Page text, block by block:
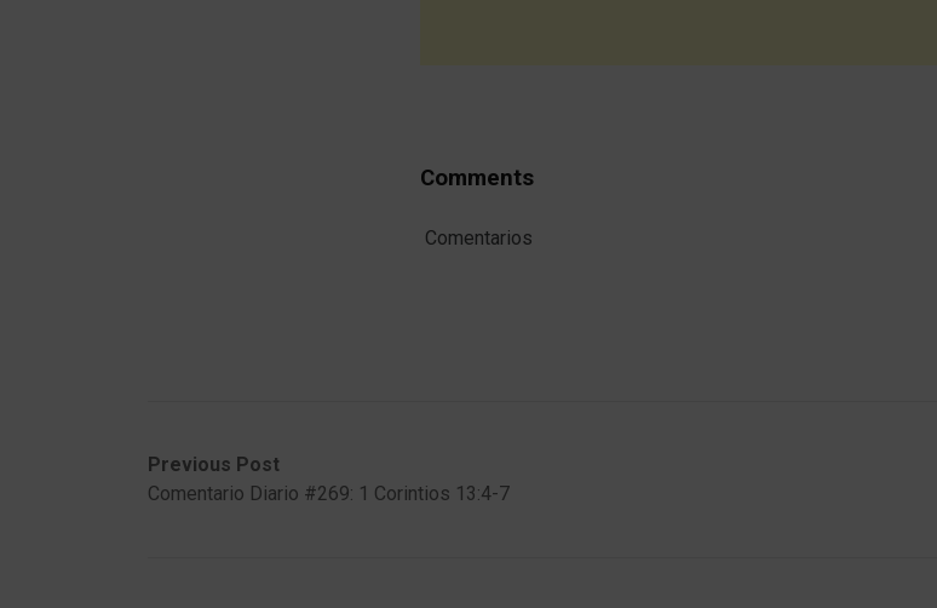
Comments
Comentarios
Previous Post
Comentario Diario #269: 1 Corintios 13:4-7